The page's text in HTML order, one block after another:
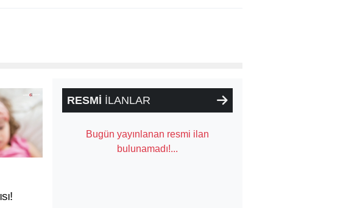
RESMİ İLANLAR
Bugün yayınlanan resmi ilan
bulunamadı!...